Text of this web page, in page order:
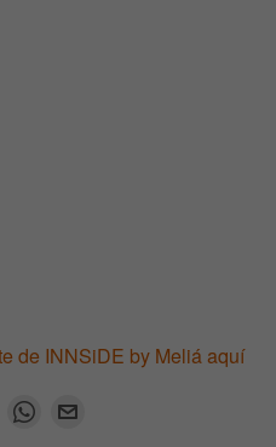
de INNSiDE by Meliá aquí